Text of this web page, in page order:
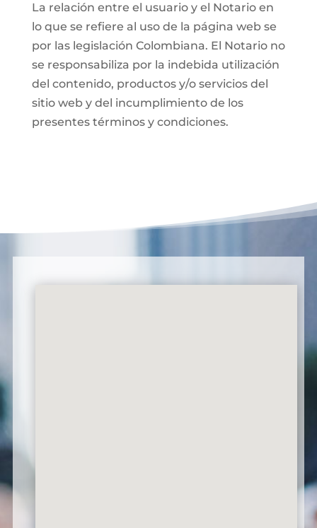
La relación entre el usuario y el Notario en
lo que se refiere al uso de la página web se
por las legislación Colombiana. El Notario no
se responsabiliza por la indebida utilización
del contenido, productos y/o servicios del
sitio web y del incumplimiento de los
presentes términos y condiciones.